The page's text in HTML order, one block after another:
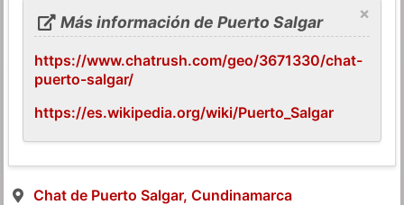
×
Más información de Puerto Salgar
https://www.chatrush.com/geo/3671330/chat-
puerto-salgar/
https://es.wikipedia.org/wiki/Puerto_Salgar
Chat de Puerto Salgar, Cundinamarca